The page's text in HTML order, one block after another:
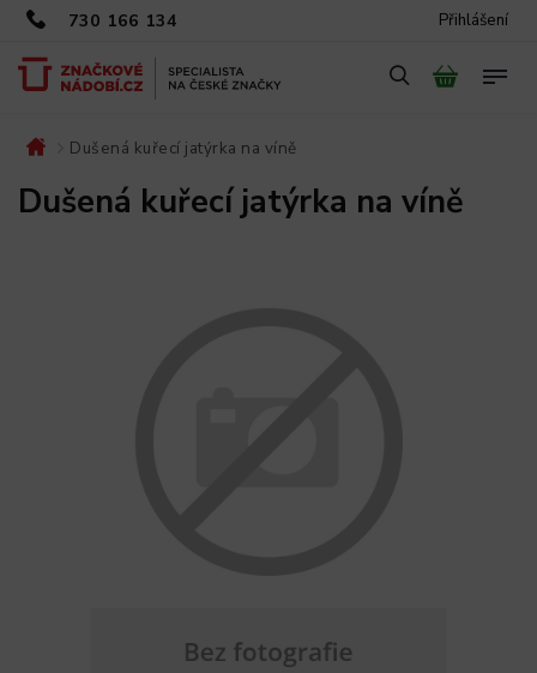
730 166 134 Přihlášení
Dušená kuřecí jatýrka na víně
Dušená kuřecí jatýrka na víně